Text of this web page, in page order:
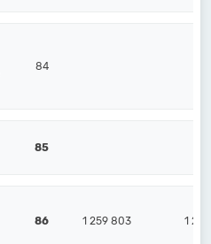
84
85
86 1 259 803 1